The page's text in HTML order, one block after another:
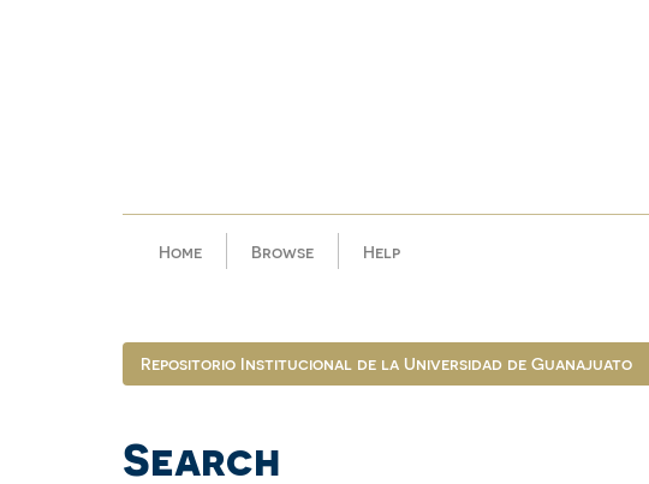
Home Browse Help
Repositorio Institucional de la Universidad de Guanajuato
Search